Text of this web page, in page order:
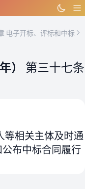
电子开标、评标和中标
） 第三十七条
等相关主体及时通
布中标合同履行